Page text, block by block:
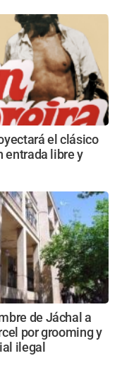
el clásico
entrada libre y
de Jáchal a
por grooming y
ilegal